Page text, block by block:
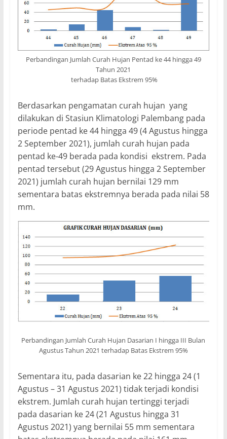
Perbandingan Jumlah Curah Hujan Pentad ke 44 hingga 49
Tahun 2021
terhadap Batas Ekstrem 95%
Berdasarkan pengamatan curah hujan yang
dilakukan di Stasiun Klimatologi Palembang pada
periode pentad ke 44 hingga 49 (4 Agustus hingga
2 September 2021), jumlah curah hujan pada
pentad ke-49 berada pada kondisi ekstrem. Pada
pentad tersebut (29 Agustus hingga 2 September
2021) jumlah curah hujan bernilai 129 mm
sementara batas ekstremnya berada pada nilai 58
mm.
Perbandingan Jumlah Curah Hujan Dasarian I hingga III Bulan
Agustus Tahun 2021 terhadap Batas Ekstrem 95%
Sementara itu, pada dasarian ke 22 hingga 24 (1
Agustus – 31 Agustus 2021) tidak terjadi kondisi
ekstrem. Jumlah curah hujan tertinggi terjadi
pada dasarian ke 24 (21 Agustus hingga 31
Agustus 2021) yang bernilai 55 mm sementara